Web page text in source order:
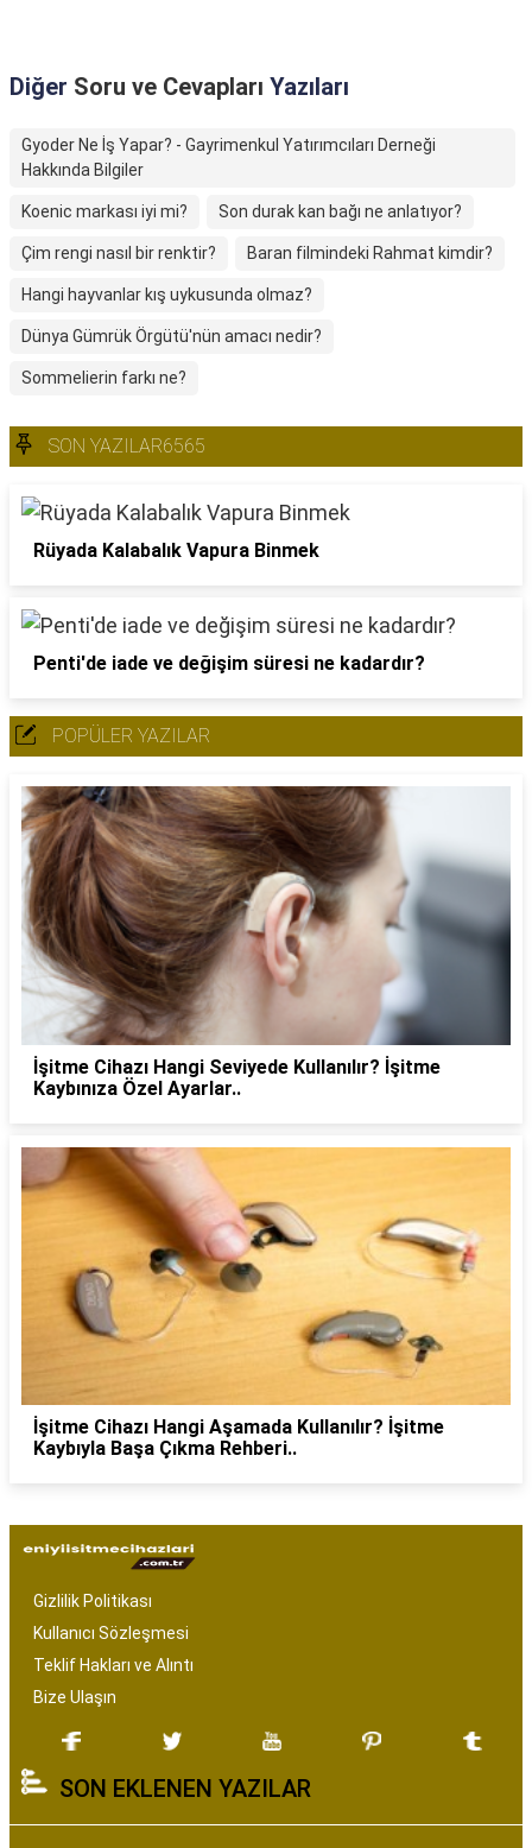
Diğer Soru ve Cevapları Yazıları
Gyoder Ne İş Yapar? - Gayrimenkul Yatırımcıları Derneği
Hakkında Bilgiler
Koenic markası iyi mi? Son durak kan bağı ne anlatıyor?
Çim rengi nasıl bir renktir? Baran filmindeki Rahmat kimdir?
Hangi hayvanlar kış uykusunda olmaz?
Dünya Gümrük Örgütü'nün amacı nedir?
Sommelierin farkı ne?
SON YAZILAR6565
Rüyada Kalabalık Vapura Binmek
Penti'de iade ve değişim süresi ne kadardır?
POPÜLER YAZILAR
İşitme Cihazı Hangi Seviyede Kullanılır? İşitme
Kaybınıza Özel Ayarlar..
İşitme Cihazı Hangi Aşamada Kullanılır? İşitme
Kaybıyla Başa Çıkma Rehberi..
Gizlilik Politikası
Kullanıcı Sözleşmesi
Teklif Hakları ve Alıntı
Bize Ulaşın
SON EKLENEN YAZILAR